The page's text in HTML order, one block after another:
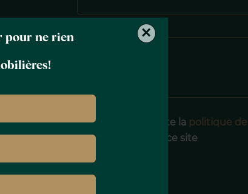
pour ne rien ×
J’ai lu et j'accepte la politique de
confidentialité
de ce site
ENVOYER